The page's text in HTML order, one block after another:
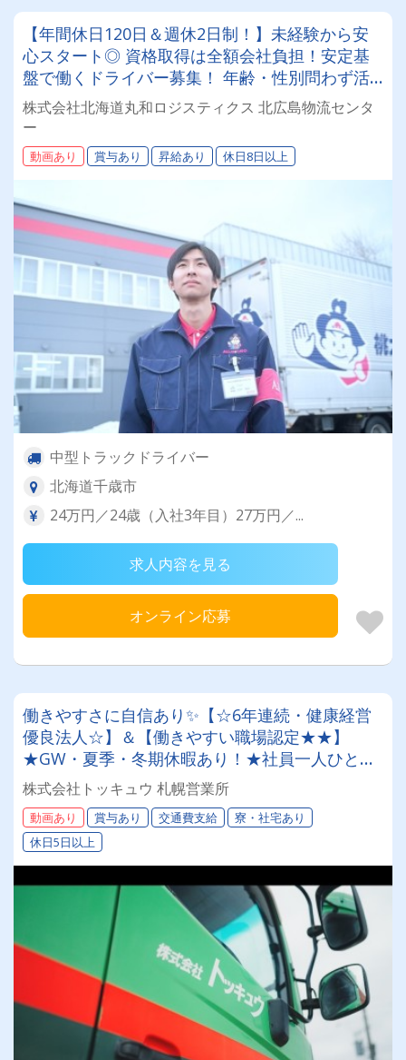
【年間休日120日＆週休2日制！】未経験から安
心スタート◎ 資格取得は全額会社負担！安定基
盤で働くドライバー募集！ 年齢・性別問わず活
躍できるお仕事です✨
株式会社北海道丸和ロジスティクス 北広島物流センタ
ー
動画あり 賞与あり 昇給あり 休日8日以上
中型トラックドライバー
北海道千歳市
24万円／24歳（入社3年目）27万円／...
求人内容を見る
オンライン応募
働きやすさに自信あり✨【☆6年連続・健康経営
優良法人☆】＆【働きやすい職場認定★★】
★GW・夏季・冬期休暇あり！★社員一人ひとり
を大切にする昭和34年設立の安定企業！＜未経験
者も大歓迎！10tドライバー＞
株式会社トッキュウ 札幌営業所
動画あり 賞与あり 交通費支給
寮・社宅あり
休日5日以上